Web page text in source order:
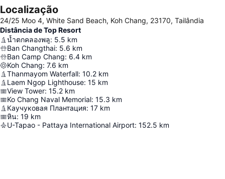
Localização
24/25 Moo 4, White Sand Beach, Koh Chang, 23170, Tailândia
Distância de Top Resort
น้ำตกคลองพลู: 5.5 km
Ban Changthai: 5.6 km
Ban Camp Chang: 6.4 km
Koh Chang: 7.6 km
Thanmayom Waterfall: 10.2 km
Laem Ngop Lighthouse: 15 km
View Tower: 15.2 km
Ko Chang Naval Memorial: 15.3 km
Каучуковая Плантация: 17 km
หิน: 19 km
U-Tapao - Pattaya International Airport: 152.5 km